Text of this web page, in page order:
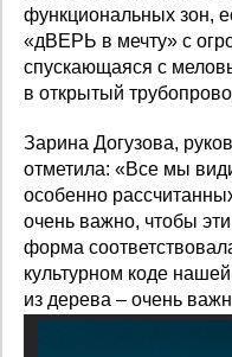
функциональных зон,
«дВЕРЬ в мечту» с
спускающаяся с
в открытый
Зарина Догузова,
отметила: «Все мы
особенно
очень важно, чтобы
форма
культурном коде
из дерева – очень